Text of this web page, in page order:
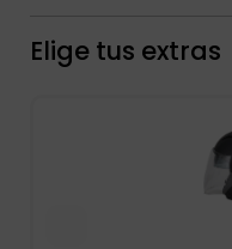
Elige tus extras